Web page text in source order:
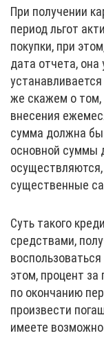
При получении
период льгот
покупки, при
дата отчета, она
же скажем о том,
внесения
сумма должна
основной суммы
существенные
Суть такого
средствами,
этом, процент за
по окончанию
произвести
имеете